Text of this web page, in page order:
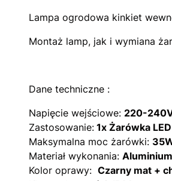
Lampa ogrodowa kinkiet
Montaż lamp, jak i wymiana
Dane techniczne :
Napięcie wejściowe: 220-
Zastosowanie: 1x Żarówka
Maksymalna moc żarówki:
Materiał wykonania:
Kolor oprawy: Czarny mat +